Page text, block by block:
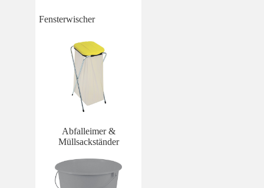
Fensterwischer
Abfalleimer &
Müllsackständer